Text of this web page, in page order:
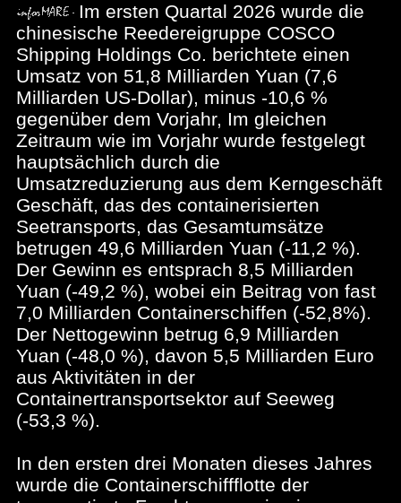
Im ersten Quartal 2026 wurde die
chinesische Reedereigruppe COSCO
Shipping Holdings Co. berichtete einen
Umsatz von 51,8 Milliarden Yuan (7,6
Milliarden US-Dollar), minus -10,6 %
gegenüber dem Vorjahr, Im gleichen
Zeitraum wie im Vorjahr wurde festgelegt
hauptsächlich durch die
Umsatzreduzierung aus dem Kerngeschäft
Geschäft, das des containerisierten
Seetransports, das Gesamtumsätze
betrugen 49,6 Milliarden Yuan (-11,2 %).
Der Gewinn es entsprach 8,5 Milliarden
Yuan (-49,2 %), wobei ein Beitrag von fast
7,0 Milliarden Containerschiffen (-52,8%).
Der Nettogewinn betrug 6,9 Milliarden
Yuan (-48,0 %), davon 5,5 Milliarden Euro
aus Aktivitäten in der
Containertransportsektor auf Seeweg
(-53,3 %).
In den ersten drei Monaten dieses Jahres
wurde die Containerschiffflotte der